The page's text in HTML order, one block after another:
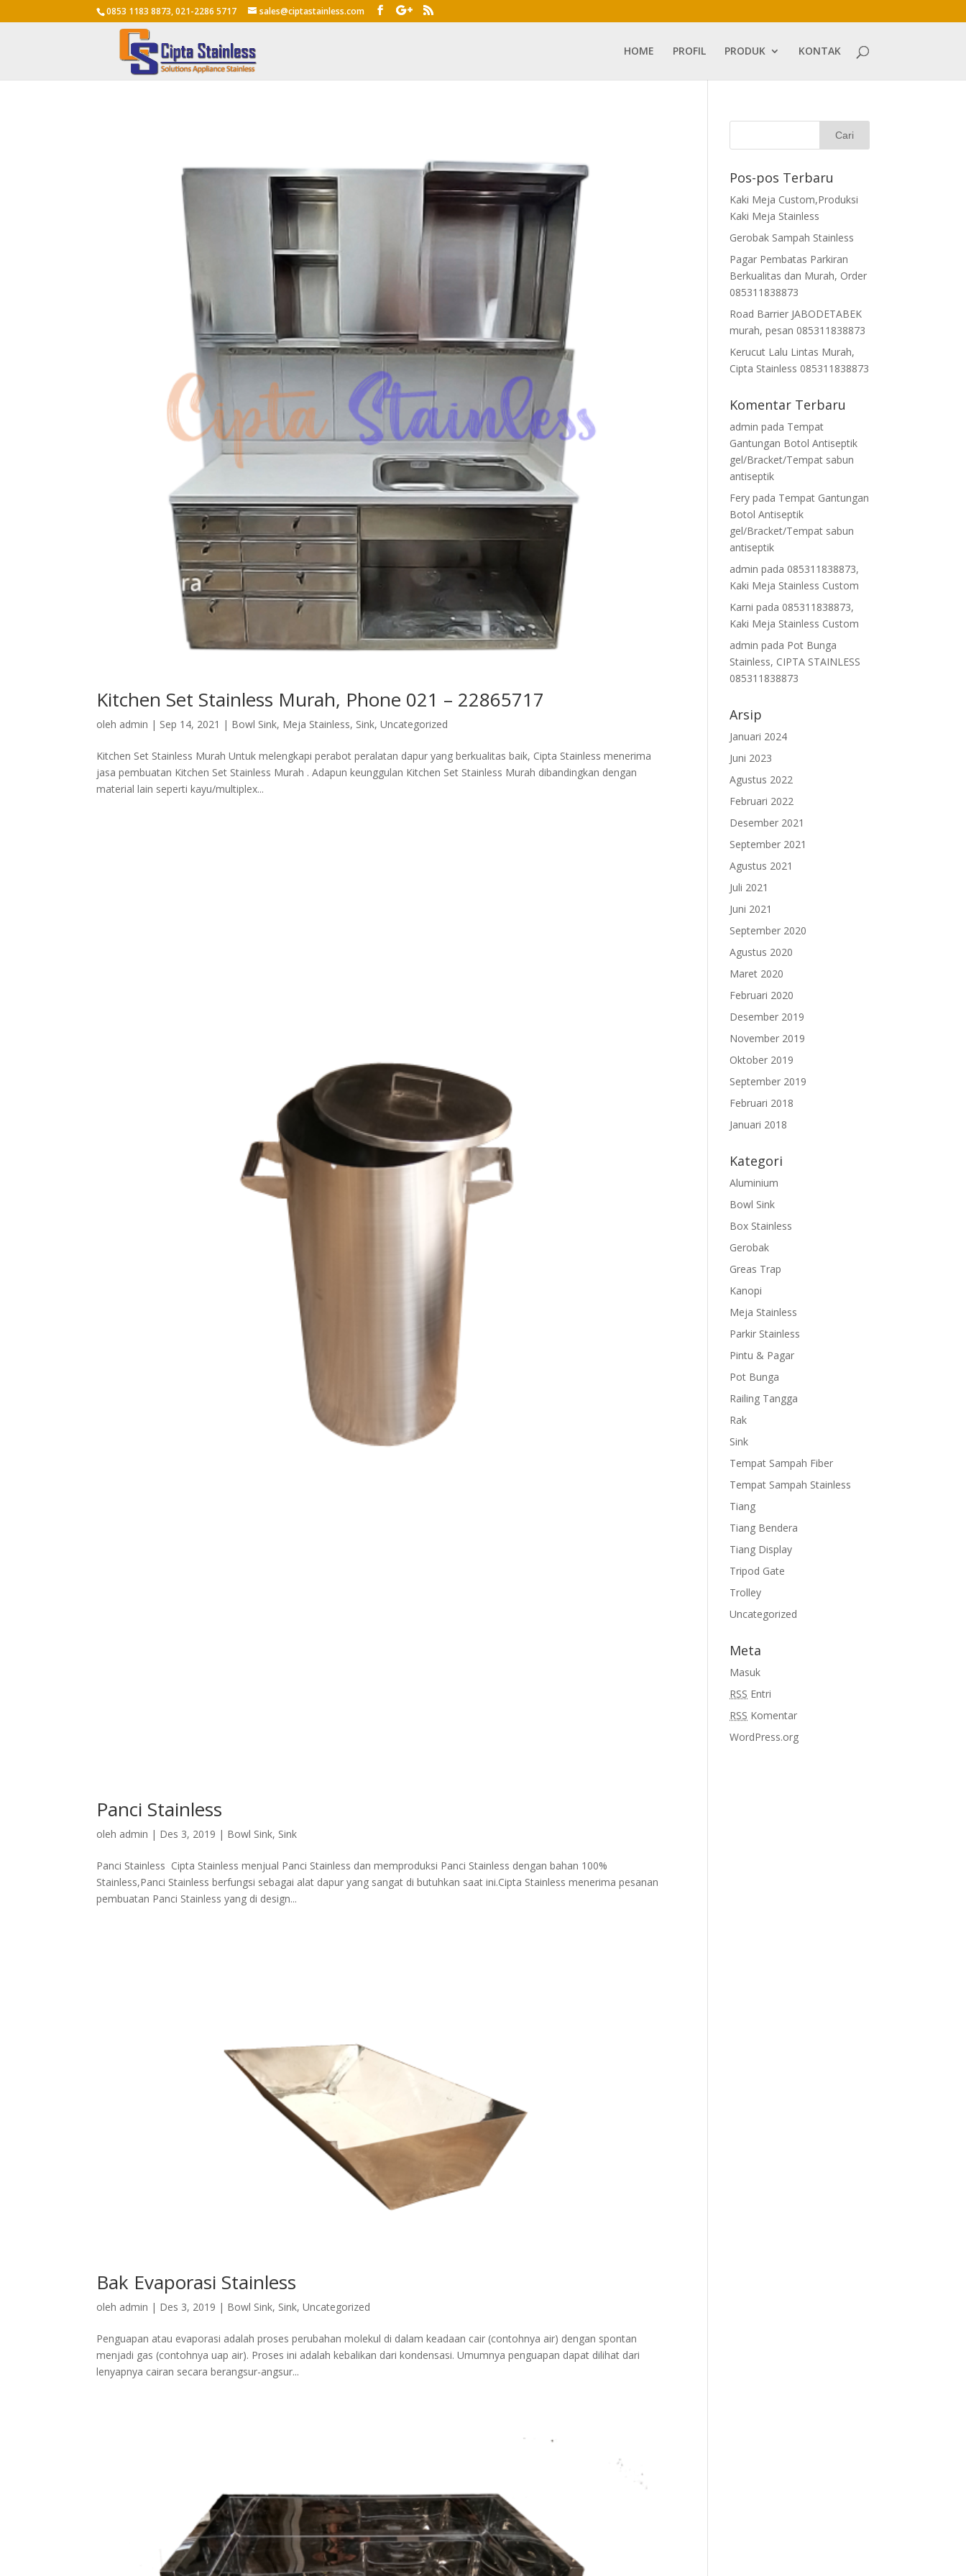
0853 1183 8873, 021-2286 5717 sales@ciptastainless.com
HOME PROFIL PRODUK KONTAK
Kitchen Set Stainless Murah, Phone 021 – 22865717
oleh admin | Sep 14, 2021 | Bowl Sink, Meja Stainless, Sink,Uncategorized
Kitchen Set Stainless Murah Untuk melengkapi perabot peralatan dapur yang berkualitas baik, Cipta Stainless menerima
jasa pembuatan Kitchen Set Stainless Murah . Adapun keunggulan Kitchen Set Stainless Murah dibandingkan dengan
material lain seperti kayu/multiplex...
Panci Stainless
oleh admin | Des 3, 2019 | Bowl Sink, Sink
Panci Stainless Cipta Stainless menjual Panci Stainless dan memproduksi Panci Stainless dengan bahan 100%
Stainless,Panci Stainless berfungsi sebagai alat dapur yang sangat di butuhkan saat ini.Cipta Stainless menerima pesanan
pembuatan Panci Stainless yang di design...
Bak Evaporasi Stainless
oleh admin | Des 3, 2019 | Bowl Sink, Sink,Uncategorized
Penguapan atau evaporasi adalah proses perubahan molekul di dalam keadaan cair (contohnya air) dengan spontan
menjadi gas (contohnya uap air). Proses ini adalah kebalikan dari kondensasi. Umumnya penguapan dapat dilihat dari
lenyapnya cairan secara berangsur-angsur...
Pos-pos Terbaru
Kaki Meja Custom,Produksi
Kaki Meja Stainless
Gerobak Sampah Stainless
Pagar Pembatas Parkiran
Berkualitas dan Murah, Order
085311838873
Road Barrier JABODETABEK
murah, pesan 085311838873
Kerucut Lalu Lintas Murah,
Cipta Stainless 085311838873
Komentar Terbaru
admin pada Tempat
Gantungan Botol Antiseptik
gel/Bracket/Tempat sabun
antiseptik
Fery pada Tempat Gantungan
Botol Antiseptik
gel/Bracket/Tempat sabun
antiseptik
admin pada 085311838873,
Kaki Meja Stainless Custom
Karni pada 085311838873,
Kaki Meja Stainless Custom
admin pada Pot Bunga
Stainless, CIPTA STAINLESS
085311838873
Arsip
Januari 2024
Juni 2023
Agustus 2022
Februari 2022
Desember 2021
September 2021
Agustus 2021
Juli 2021
Juni 2021
September 2020
Agustus 2020
Maret 2020
Februari 2020
Desember 2019
November 2019
Oktober 2019
September 2019
Februari 2018
Januari 2018
Kategori
Aluminium
Bowl Sink
Box Stainless
Gerobak
Greas Trap
Kanopi
Meja Stainless
Parkir Stainless
Pintu & Pagar
Pot Bunga
Railing Tangga
Rak
Sink
Tempat Sampah Fiber
Tempat Sampah Stainless
Tiang
Tiang Bendera
Tiang Display
Tripod Gate
Trolley
Uncategorized
Meta
Masuk
RSS Entri
RSS Komentar
WordPress.org